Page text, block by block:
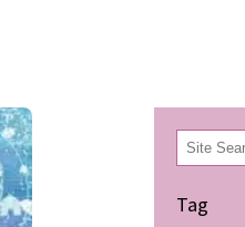
検
索
Tag